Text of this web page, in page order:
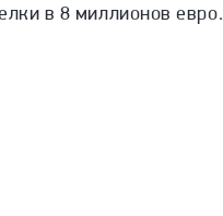
в 8 миллионов евро.